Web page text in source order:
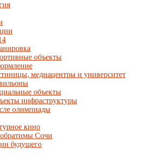
объекты
медиацентры и университет
объекты
инфраструктуры
олимпиады
кино
Сочи
будущего